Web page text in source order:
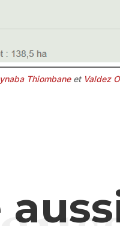
Thiombaneet Valdez